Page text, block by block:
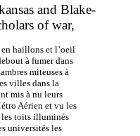
and Blake-
of war,
haillons et l’oeil
à fumer dans
miteuses à
villes dans la
mis à nu leurs
Aérien et vu les
les toits illuminés
universités les